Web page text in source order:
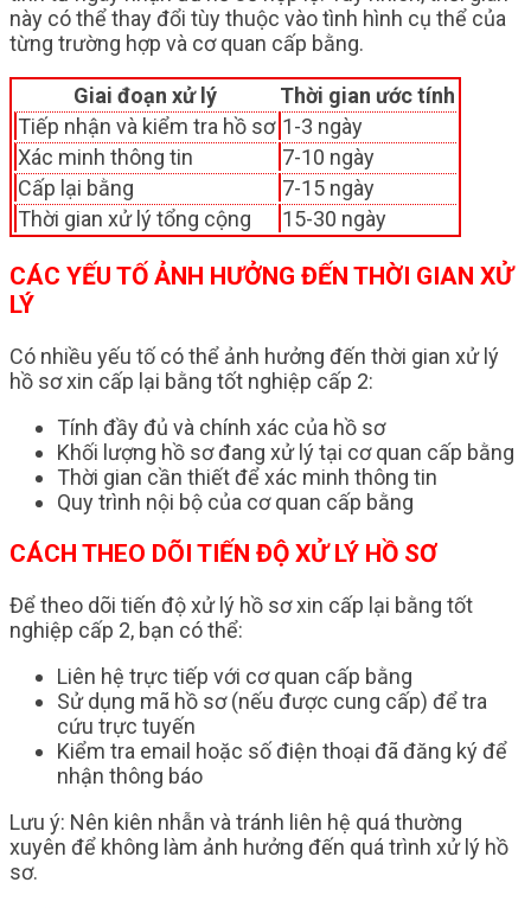
này có thể thay đổi tùy thuộc vào tình hình cụ thể của
từng trường hợp và cơ quan cấp bằng.
Giai đoạn xử lý
Thời gian ước tính
Tiếp nhận và kiểm tra hồ sơ 1-3 ngày
Xác minh thông tin
7-10 ngày
Cấp lại bằng
7-15 ngày
Thời gian xử lý tổng cộng
15-30 ngày
CÁC YẾU TỐ ẢNH HƯỞNG ĐẾN THỜI GIAN XỬ
LÝ
Có nhiều yếu tố có thể ảnh hưởng đến thời gian xử lý
hồ sơ xin cấp lại bằng tốt nghiệp cấp 2:
Tính đầy đủ và chính xác của hồ sơ
Khối lượng hồ sơ đang xử lý tại cơ quan cấp bằng
Thời gian cần thiết để xác minh thông tin
Quy trình nội bộ của cơ quan cấp bằng
CÁCH THEO DÕI TIẾN ĐỘ XỬ LÝ HỒ SƠ
Để theo dõi tiến độ xử lý hồ sơ xin cấp lại bằng tốt
nghiệp cấp 2, bạn có thể:
Liên hệ trực tiếp với cơ quan cấp bằng
Sử dụng mã hồ sơ (nếu được cung cấp) để tra
cứu trực tuyến
Kiểm tra email hoặc số điện thoại đã đăng ký để
nhận thông báo
Lưu ý: Nên kiên nhẫn và tránh liên hệ quá thường
xuyên để không làm ảnh hưởng đến quá trình xử lý hồ
sơ.